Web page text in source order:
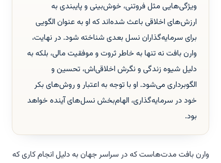
ویژگی‌هایی مثل فروتنی، خوش‌بینی و پایبندی به
ارزش‌های اخلاقی باعث شده‌اند که او به عنوان الگویی
برای سرمایه‌گذاران نسل بعدی شناخته شود. در نهایت،
وارن بافت نه تنها به خاطر ثروت و موفقیت مالی، بلکه به
دلیل شیوه زندگی و نگرش اخلاقی‌اش، تحسین و
الگوبرداری می‌شود. او با توجه به اعتبار و روش‌های بکر
خود در سرمایه‌گذاری، الهام‌بخش نسل‌های آینده خواهد
بود.
وارن بافت مدت‌هاست که در سراسر جهان به دلیل انجام کاری که